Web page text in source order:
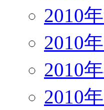
2010
2010
2010
2010